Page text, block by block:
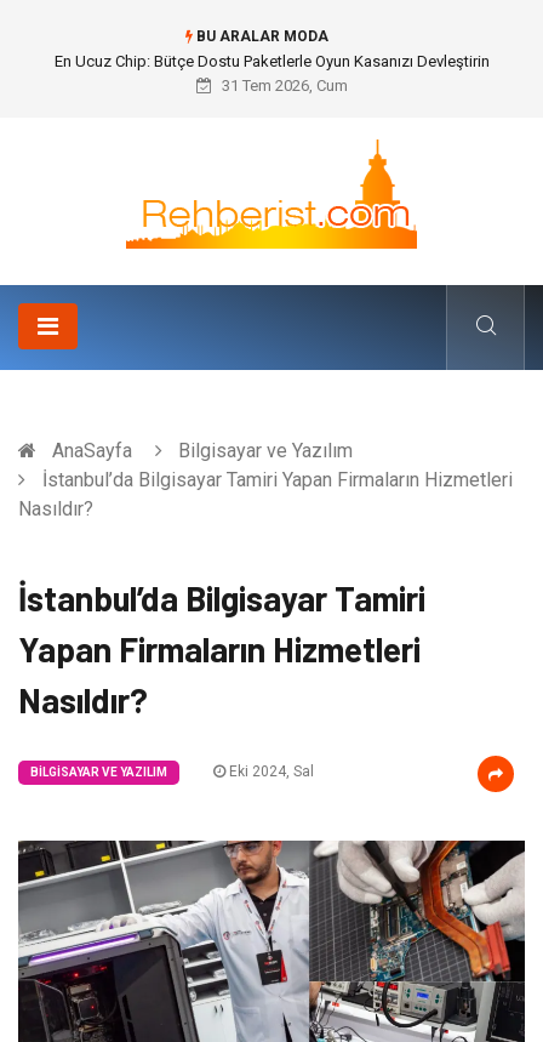
BU ARALAR MODA
Bohem Ev Dekoru Nedir?
31 Tem 2026, Cum
AnaSayfa
Bilgisayar ve Yazılım
İstanbul’da Bilgisayar Tamiri Yapan Firmaların Hizmetleri
Nasıldır?
İstanbul’da Bilgisayar Tamiri
Yapan Firmaların Hizmetleri
Nasıldır?
BILGISAYAR VE YAZILIM Eki 2024, Sal